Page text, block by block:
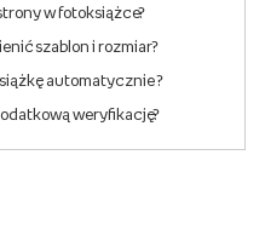
w fotoksiążce?
szablon i rozmiar?
automatycznie ?
weryfikację?